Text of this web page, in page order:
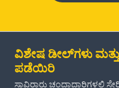
ವಿಶೇಷ ಡೀಲ್‌ಗಳು
ಪಡೆಯಿರಿ
ಸಾವಿರಾರು ಚಂದಾದಾರಿಗಳಲ್ಲಿ